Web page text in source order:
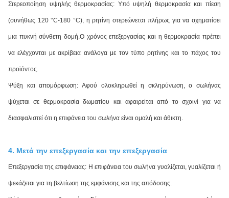
Στερεοποίηση υψηλής θερμοκρασίας: Υπό υψηλή θερμοκρασία και πίεση
(συνήθως 120 °C-180 °C), η ρητίνη στερεώνεται πλήρως για να σχηματίσει
μια πυκνή σύνθετη δομή.Ο χρόνος επεξεργασίας και η θερμοκρασία πρέπει
να ελέγχονται με ακρίβεια ανάλογα με τον τύπο ρητίνης και το πάχος του
προϊόντος.
Ψύξη και απομόρφωση: Αφού ολοκληρωθεί η σκληρύνωση, ο σωλήνας
ψύχεται σε θερμοκρασία δωματίου και αφαιρείται από το σχοινί για να
διασφαλιστεί ότι η επιφάνεια του σωλήνα είναι ομαλή και άθικτη.
4. Μετά την επεξεργασία και την επεξεργασία
Επεξεργασία της επιφάνειας: Η επιφάνεια του σωλήνα γυαλίζεται, γυαλίζεται ή
ψεκάζεται για τη βελτίωση της εμφάνισης και της απόδοσης.